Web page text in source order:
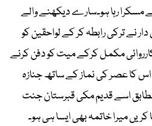
مسکرا رہا ہو۔سارے دیکھنے والے
نے ترکی رابطہ کر کے لواحقین کو
مکمل کرکے میت کو دفن کرنے
کا عصر کی نماز کے ساتھ جنازہ
اسے قدیم مکی قبرستان جنت
کریں میرا خاتمہ بھی ایسا ہی ہو۔